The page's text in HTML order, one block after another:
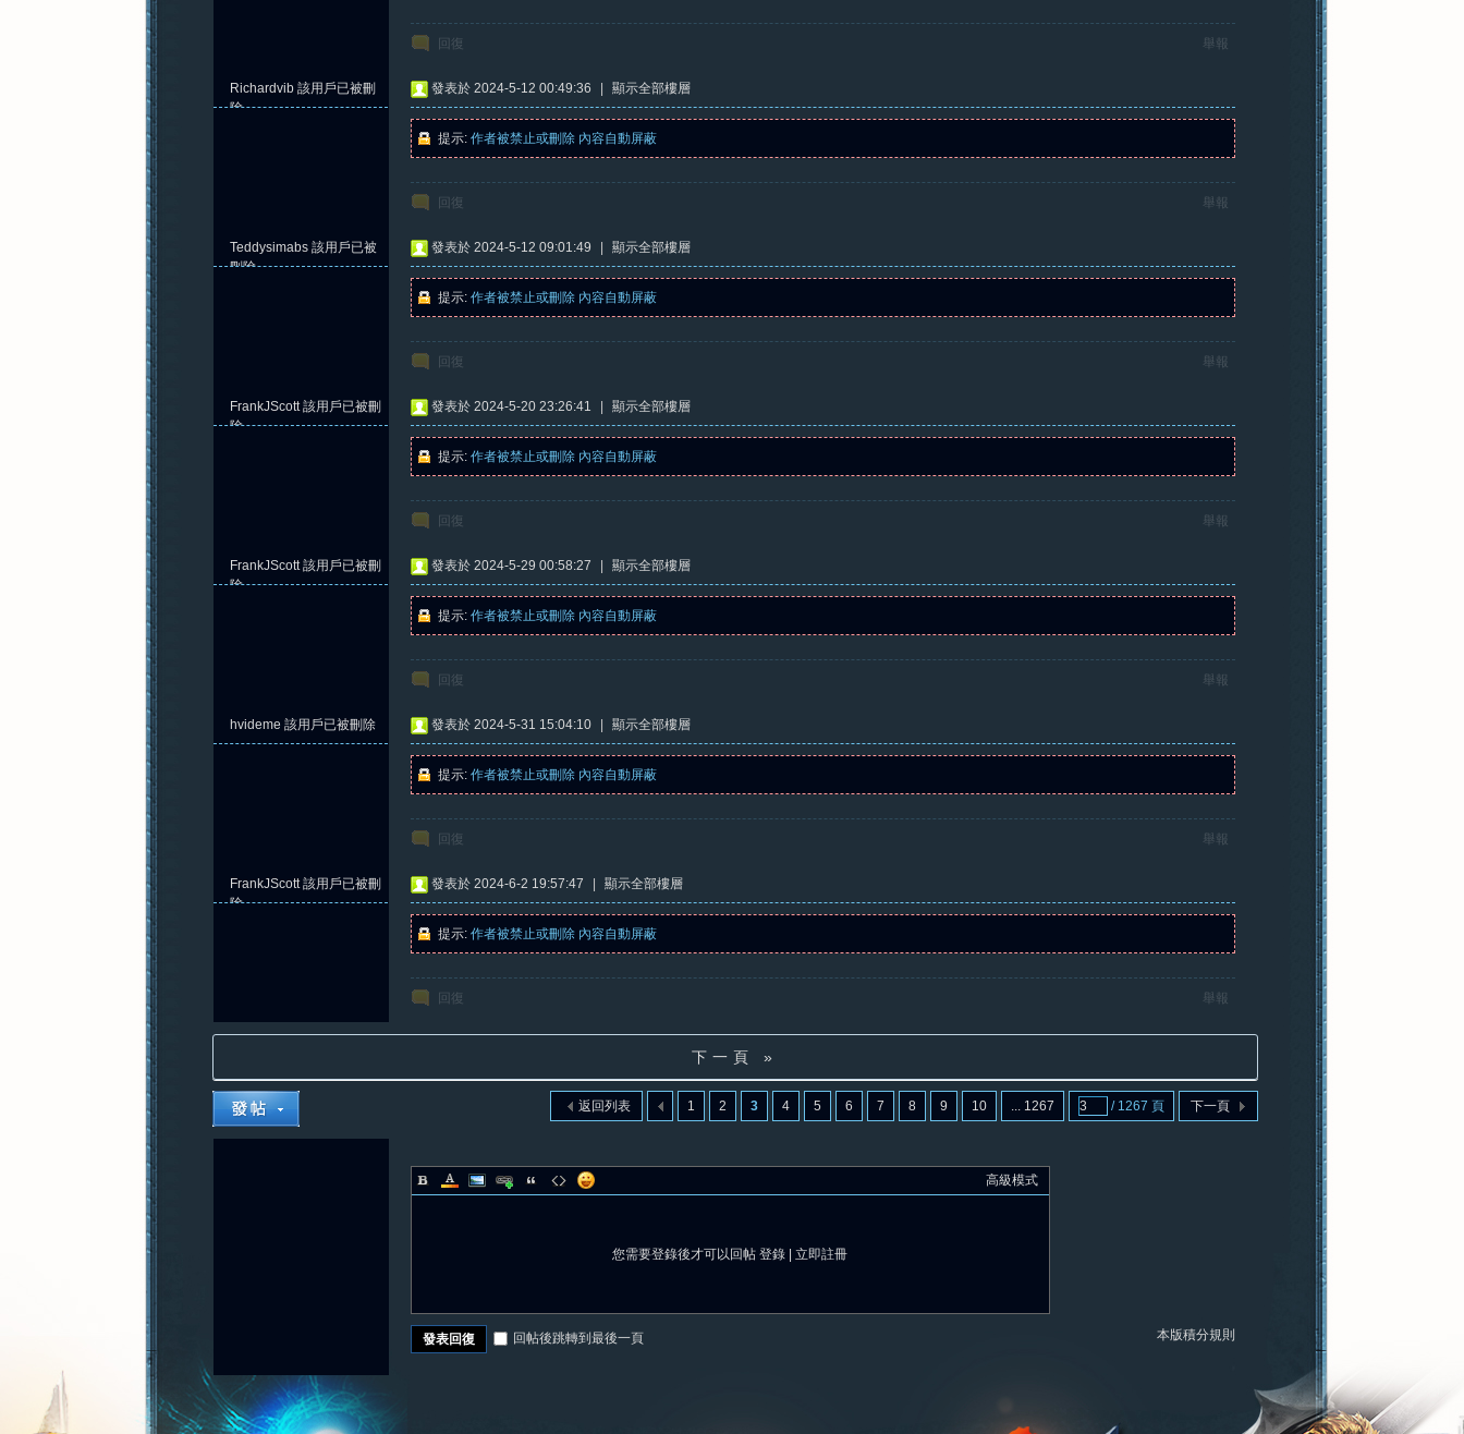
元
回復 舉報
Richardvib 該用戶已被刪
除
發表於 2024-5-12 00:49:36 顯示全部樓層
提示: 作者被禁止或刪除 內容自動屏蔽
回復 舉報
Teddysimabs 該用戶已被
刪除
發表於 2024-5-12 09:01:49 顯示全部樓層
提示: 作者被禁止或刪除 內容自動屏蔽
回復 舉報
FrankJScott該用戶已被刪
除
發表於 2024-5-20 23:26:41 顯示全部樓層
提示: 作者被禁止或刪除 內容自動屏蔽
回復 舉報
FrankJScott該用戶已被刪
除
發表於 2024-5-29 00:58:27 顯示全部樓層
提示: 作者被禁止或刪除 內容自動屏蔽
回復 舉報
hvideme 該用戶已被刪除 發表於 2024-5-31 15:04:10 顯示全部樓層
提示: 作者被禁止或刪除 內容自動屏蔽
回復 舉報
FrankJScott該用戶已被刪
除
發表於 2024-6-2 19:57:47 顯示全部樓層
提示: 作者被禁止或刪除 內容自動屏蔽
回復 舉報
下一頁 »
1 2 3 4 5 6 7 8 9 10 ... 1267 / 1267 頁 下一頁
返回列表
高級模式
您需要登錄後才可以回帖 登錄 立即註冊
本版積分規則
發表回復 回帖後跳轉到最後一頁